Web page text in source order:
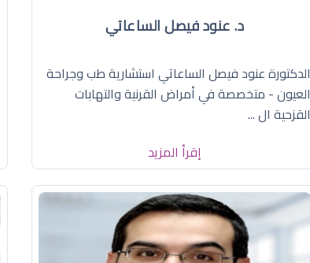
د. عنود فيصل الساعاتي
الدكتورة عنود فيصل الساعاتي استشارية طب وجراحة
العيون - متخصصة في أمراض القرنية والتهابات
القزحية ال ...
إقرأ المزيد